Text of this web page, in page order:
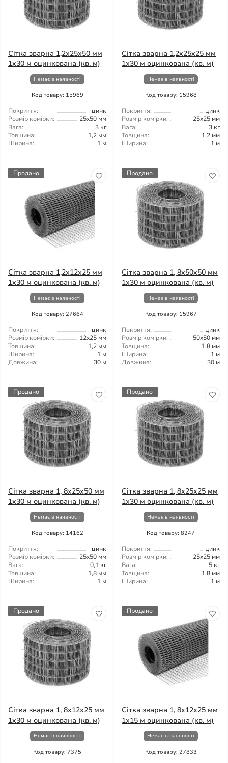
Сітка зварна 1,2x25x50 мм
1x30 м оцинкована (кв. м)
Немає в наявності
Код товару: 15969
Покриття:
цинк
Розмір комірки:
25x50 мм
Вага:
3 кг
Товщина:
1,2 мм
Ширина:
1 м
Сітка зварна 1,2x25x25 мм
1x30 м оцинкована (кв. м)
Немає в наявності
Код товару: 15968
Покриття:
цинк
Розмір комірки:
25x25 мм
Вага:
3 кг
Товщина:
1,2 мм
Ширина:
1 м
Продано
Сітка зварна 1,2x12x25 мм
1x30 м оцинкована (кв. м)
Немає в наявності
Код товару: 27664
Покриття:
цинк
Розмір комірки:
12x25 мм
Товщина:
1,2 мм
Ширина:
1 м
Довжина:
30 м
Продано
Сітка зварна 1, 8x50x50 мм
1x30 м оцинкована (кв. м)
Немає в наявності
Код товару: 15967
Покриття:
цинк
Розмір комірки:
50x50 мм
Товщина:
1,8 мм
Ширина:
1 м
Довжина:
30 м
Продано
Сітка зварна 1, 8x25x50 мм
1x30 м оцинкована (кв. м)
Немає в наявності
Код товару: 14162
Покриття:
цинк
Розмір комірки:
25x50 мм
Вага:
0,1 кг
Товщина:
1,8 мм
Ширина:
1 м
Продано
Сітка зварна 1, 8x25x25 мм
1x30 м оцинкована (кв. м)
Немає в наявності
Код товару: 8247
Покриття:
цинк
Розмір комірки:
25x25 мм
Вага:
5 кг
Товщина:
1,8 мм
Ширина:
1 м
Продано
Сітка зварна 1, 8x12x25 мм
1x30 м оцинкована (кв. м)
Немає в наявності
Код товару: 7375
Продано
Сітка зварна 1, 8x12x25 мм
1x15 м оцинкована (кв. м)
Немає в наявності
Код товару: 27833